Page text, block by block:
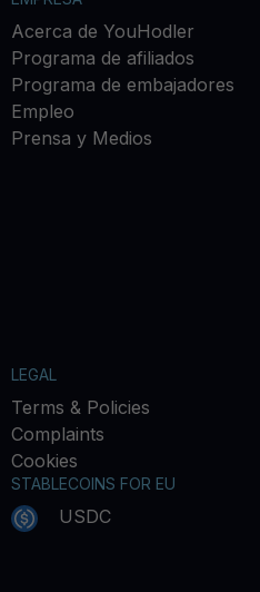
Acerca de YouHodler
Programa de afiliados
Programa de embajadores
Empleo
Prensa y Medios
LEGAL
Terms & Policies
Complaints
Cookies
STABLECOINS FOR EU
USDC